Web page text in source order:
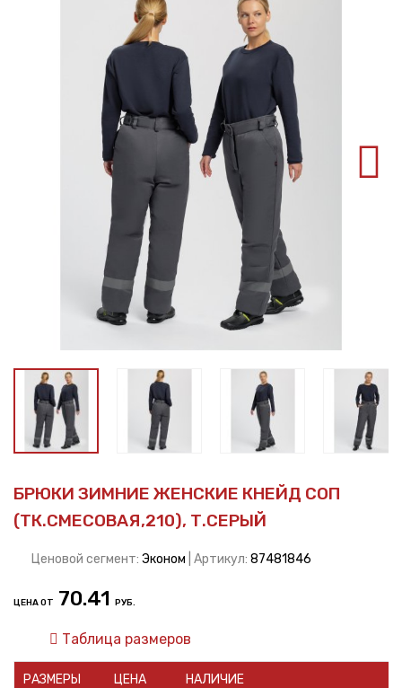
БРЮКИ ЗИМНИЕ ЖЕНСКИЕ КНЕЙД СОП
(ТК.СМЕСОВАЯ,210), Т.СЕРЫЙ
Ценовой сегмент: Эконом | Артикул: 87481846
ЦЕНА ОТ 70.41 РУБ.
Таблица размеров
РАЗМЕРЫ ЦЕНА НАЛИЧИЕ